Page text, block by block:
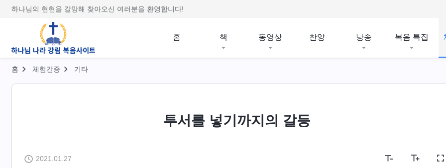
하나님의 현현을 갈망해 찾아오신 여러분을 환영합니다!
홈 책 동영상 찬양 낭송 복음 특집
홈 체험간증 기타
투서를 넣기까지의 갈등
2021.01.27